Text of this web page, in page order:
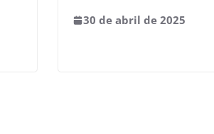
30 de abril de 2025